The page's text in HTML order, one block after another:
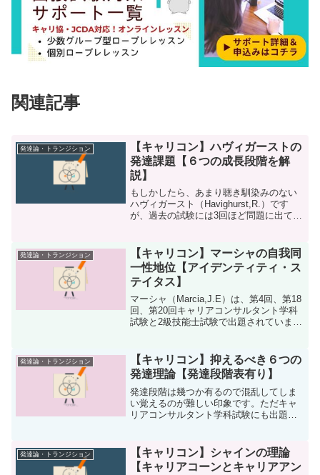
関連記事
発達論・トランジション
【キャリコン】ハヴィガーストの
発達課題【６つの成長段階を解
説】
もしかしたら、あまり聴き馴染みのない
ハヴィガースト（Havighurst,R.）です
が、過去の試験には3回ほど問題に出てき
いて出題されているものもあるので、頭
の片隅...
発達論・トランジション
【キャリコン】マーシャの自我同
一性地位【アイデンティティ・ス
テイタス】
マーシャ（Marcia,J.E）は、第4回、第18
回、第20回キャリアコンサルタント学科
試験と2級技能士試験で出題されていま
ないようにインプットしておきましょ
う。本記事...
発達論・トランジション
【キャリコン】抑えるべき６つの
発達理論【発達段階表有り】
発達段階は幾つか有るので混乱してしま
い覚えるのが難しい印象です。ただキャ
リアコンサルタント学科試験にも出題さ
しい各発達理論と特徴などを一つづつま
とめています。スーパーの...
発達論・トランジション
【キャリコン】シャインの理論
【キャリアコーンとキャリアアン